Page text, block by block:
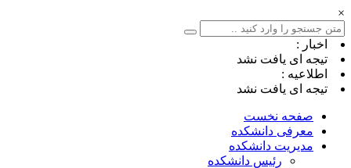
×
اخبار :
تیجه ای یافت نشد
اطلاعیه :
تیجه ای یافت نشد
صفحه نخست
معرفی دانشکده
مدیریت دانشکده
رئیس دانشکده